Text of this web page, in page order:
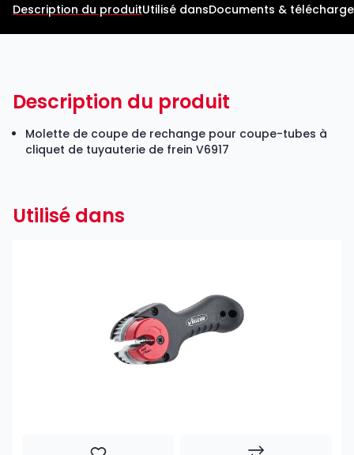
Description du produitUtilisé dansDocuments &
Description du produit
Molette de coupe de rechange pour coupe-tubes à
cliquet de tuyauterie de frein V6917
Utilisé dans